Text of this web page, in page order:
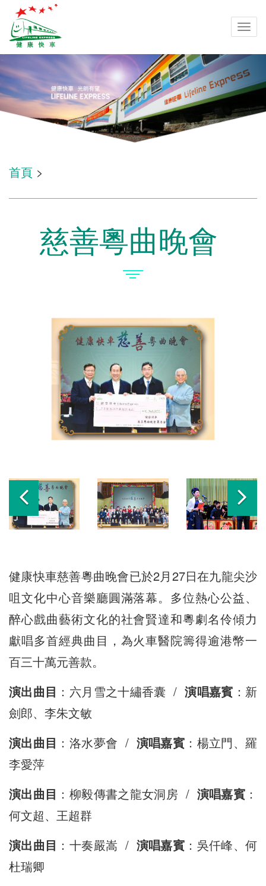
首頁 >
慈善粵曲晚會
健康快車慈善粵曲晚會已於2月27日在九龍尖沙
咀文化中心音樂廳圓滿落幕。多位熱心公益、
醉心戲曲藝術文化的社會賢達和粵劇名伶傾力
獻唱多首經典曲目，為火車醫院籌得逾港幣一
百三十萬元善款。
演出曲目 ：六月雪之十繡香囊 /演唱嘉賓 ：新
劍郎、李朱文敏
演出曲目 ：洛水夢會 / 演唱嘉賓 ：楊立門、羅
李愛萍
演出曲目 ：柳毅傳書之龍女洞房 / 演唱嘉賓 ：
何文超、王超群
演出曲目 ：十奏嚴嵩 / 演唱嘉賓 ：吳仟峰、何
杜瑞卿